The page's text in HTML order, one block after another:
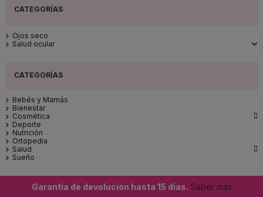
Ojos seco
Salud ocular
Bebés y Mamás
Bienestar
Cosmética

Deporte
Nutrición
Ortopedia
Salud

Sueño
Garantía de devolución hasta 15 días. Saber más